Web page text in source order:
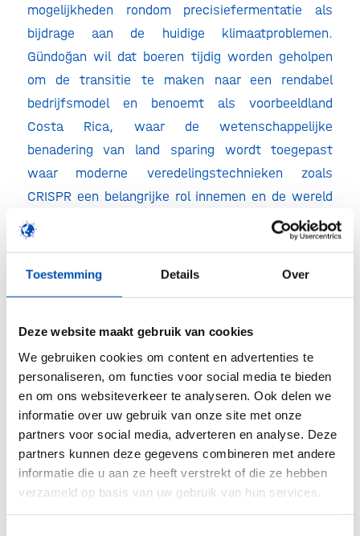
Toestemming Details Over
Deze website maakt gebruik van cookies
We gebruiken cookies om content en advertenties te
personaliseren, om functies voor social media te bieden
en om ons websiteverkeer te analyseren. Ook delen we
informatie over uw gebruik van onze site met onze
partners voor social media, adverteren en analyse. Deze
partners kunnen deze gegevens combineren met andere
informatie die u aan ze heeft verstrekt of die ze hebben
verzameld op basis van uw gebruik van hun services.
mogelijkheden rondom precisiefermentatie als
bijdrage aan de huidige klimaatproblemen.
Gündoğan wil dat boeren tijdig worden geholpen
om de transitie te maken naar een rendabel
bedrijfsmodel en benoemt als voorbeeldland
Costa Rica, waar de wetenschappelijke
benadering van land sparing wordt toegepast
waar moderne veredelingstechnieken zoals
CRISPR een belangrijke rol innemen en de wereld
van fermentatie een oplossing bieden voor de
grenzen van het huidige voedselsysteem. Een
toekomst met gezonder, smakelijker en
Tot slot valt uit detweede termijn Kamerde
motie op die de Kamerleden Gündoğan en Valstar
indienden over het stimuleren van
precisiefermentatie in Nederland in kaart brengen
omdat het nog onduidelijk is op welke wijze de
Nederlandse overheid zich momenteel inzet voor